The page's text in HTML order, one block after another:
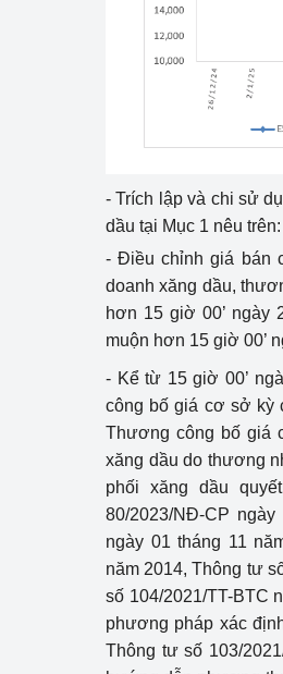
- Trích lập và chi sử
dầu tại Mục 1 nêu
- Điều chỉnh giá bán
doanh xăng dầu,
hơn 15 giờ 00’ ngày
muộn hơn 15 giờ 00’
- Kể từ 15 giờ 00’
công bố giá cơ sở kỳ
Thương công bố giá
xăng dầu do thương
phối xăng dầu
80/2023/NĐ-CP
ngày 01 tháng 11
năm 2014, Thông tư
số 104/2021/TT-BTC
phương pháp xác
Thông tư số 103/